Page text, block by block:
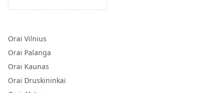
Orai Vilnius
Orai Palanga
Orai Kaunas
Orai Druskininkai